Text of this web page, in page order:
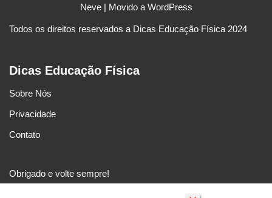
Neve| Movido a WordPress
Todos os direitos reservados a Dicas Educação Física 2024
Dicas Educação Física
Sobre Nós
Privacidade
Contato
Obrigado e volte sempre!